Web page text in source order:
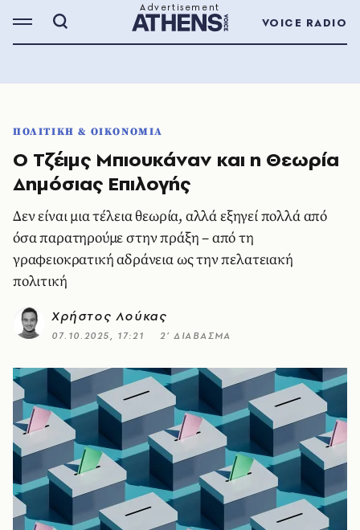
VOICE RADIO
ΠΟΛΙΤΙΚΗ & ΟΙΚΟΝΟΜΙΑ
Ο Τζέιμς Μπιουκάναν και η Θεωρία
Δημόσιας Επιλογής
Δεν είναι μια τέλεια θεωρία, αλλά εξηγεί πολλά από
όσα παρατηρούμε στην πράξη – από τη
γραφειοκρατική αδράνεια ως την πελατειακή
πολιτική
Χρήστος Λούκας
07.10.2025, 17:21 2’ ΔΙΑΒΑΣΜΑ